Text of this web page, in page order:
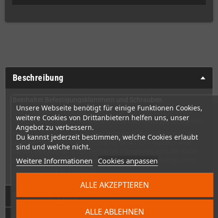
Unsere Webseite benötigt für einige Funktionen Cookies,
weitere Cookies von Drittanbietern helfen uns, unser
Angebot zu verbessern.
Du kannst jederzeit bestimmen, welche Cookies erlaubt
sind und welche nicht.
Weitere Informationen Cookies anpassen
ALLE ABLEHNEN
ALLE AKZEPTIEREN
Beschreibung
Damit kann man eine originale Amiga 500 oder Amiga 1200-
Tastatur mit einem Checkmate A1500 Plus Gehäuse verwenden.
Für die A500-Tastatur benötigt man noch den Kabelsatz (der
auch im Shop erhältlich ist) und für die A1200-Tastatur wird
derzeit eine Keyrah 2 von Individual Computers, ein USB-Kabel
und einen USB-Adapter für die A1200-Tastatur benötigt (eine
Technische Daten